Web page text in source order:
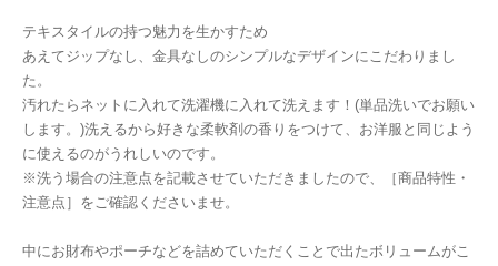
テキスタイルの持つ魅力を生かすため
あえてジップなし、金具なしのシンプルなデザインにこだわりまし
た。
汚れたらネットに入れて洗濯機に入れて洗えます！(単品洗いでお願い
します。)洗えるから好きな柔軟剤の香りをつけて、お洋服と同じよう
に使えるのがうれしいのです。
※洗う場合の注意点を記載させていただきましたので、［商品特性・
注意点］をご確認くださいませ。
中にお財布やポーチなどを詰めていただくことで出たボリュームがこ